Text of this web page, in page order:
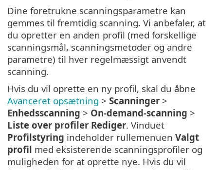
Dine foretrukne scanningsparametre kan
gemmes til fremtidig scanning. Vi anbefaler, at
du opretter en anden profil (med forskellige
scanningsmål, scanningsmetoder og andre
parametre) til hver regelmæssigt anvendt
scanning.
Hvis du vil oprette en ny profil, skal du åbne
Avanceret opsætning > Scanninger >
Enhedsscanning > On-demand-scanning >
Liste over profiler Rediger. Vinduet
Profilstyring indeholder rullemenuen Valgt
profil med eksisterende scanningsprofiler og
muligheden for at oprette nye. Hvis du vil